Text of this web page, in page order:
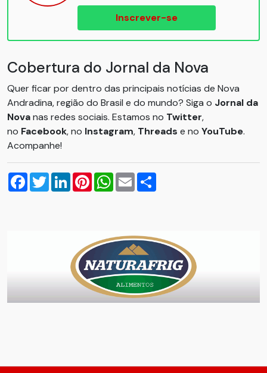
Inscrever-se
Cobertura do Jornal da Nova
Quer ficar por dentro das principais notícias de Nova
Andradina, região do Brasil e do mundo? Siga o Jornal da
Novanas redes sociais. Estamos no Twitter,
no Facebook, no Instagram, Threads e no YouTube.
Acompanhe!
Facebook
TwitterLinkedInPinterestWhatsApp
Email